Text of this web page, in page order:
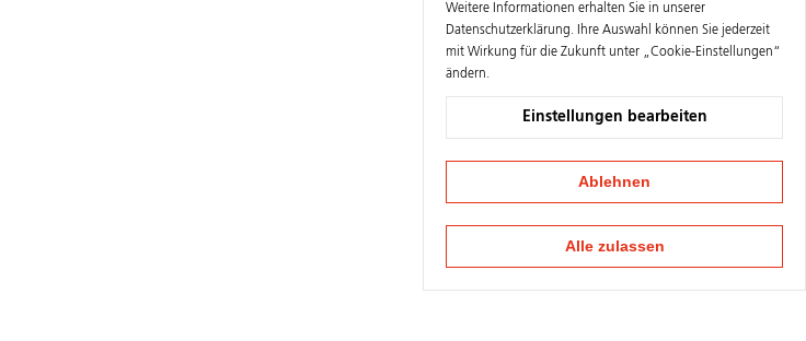
Weitere Informationen erhalten Sie in unserer
Datenschutzerklärung. Ihre Auswahl können Sie jederzeit
mit Wirkung für die Zukunft unter „Cookie-Einstellungen“
ändern.
Einstellungen bearbeiten
Ablehnen
Alle zulassen